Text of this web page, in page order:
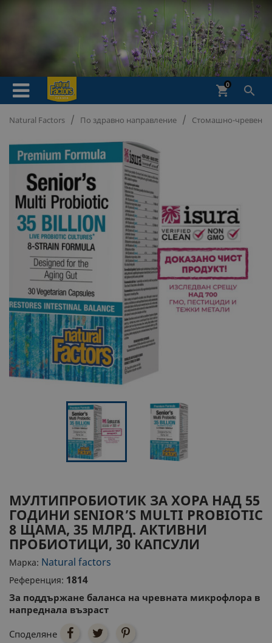

shopping_cart
0
Natural Factors По здравно направление Стомашно-чревен
МУЛТИПРОБИОТИК ЗА ХОРА НАД 55
ГОДИНИ SENIOR’S MULTI PROBIOTIC
8 ЩАМА, 35 МЛРД. АКТИВНИ
ПРОБИОТИЦИ, 30 КАПСУЛИ
Марка: Natural factors
Референция: 1814
За поддържане баланса на чревната микрофлора в
напреднала възраст
Споделяне